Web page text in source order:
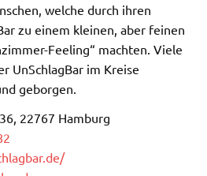
welche durch ihren
zu einem kleinen, aber feinen
Feeling“ machten. Viele
UnSchlagBar im Kreise
geborgen.
22767 Hamburg